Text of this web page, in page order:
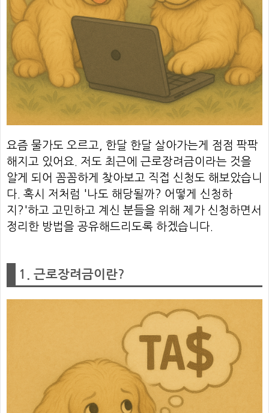
요즘 물가도 오르고, 한달 한달 살아가는게 점점 팍팍
해지고 있어요. 저도 최근에 근로장려금이라는 것을
알게 되어 꼼꼼하게 찾아보고 직접 신청도 해보았습니
다. 혹시 저처럼 '나도 해당될까? 어떻게 신청하
지?'하고 고민하고 계신 분들을 위해 제가 신청하면서
정리한 방법을 공유해드리도록 하겠습니다.
1. 근로장려금이란?